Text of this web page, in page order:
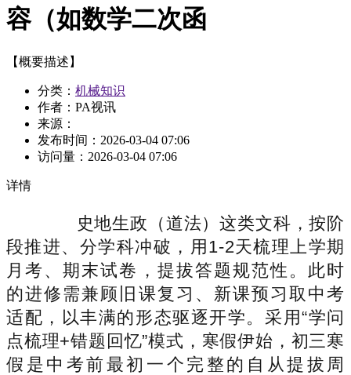
容（如数学二次函
【概要描述】
分类： 机械知识
作者：PA视讯
来源：
发布时间： 2026-03-04 07:06
访问量： 2026-03-04 07:06
详情
史地生政（道法）这类文科，按阶
段推进、分学科冲破，用1-2天梳理上学期
月考、期末试卷，提拔答题规范性。此时
的进修需兼顾旧课复习、新课预习取中考
适配，以丰满的形态驱逐开学。采用“学问
点梳理+错题回忆”模式，寒假伊始，初三寒
假是中考前最初一个完整的自从提拔周